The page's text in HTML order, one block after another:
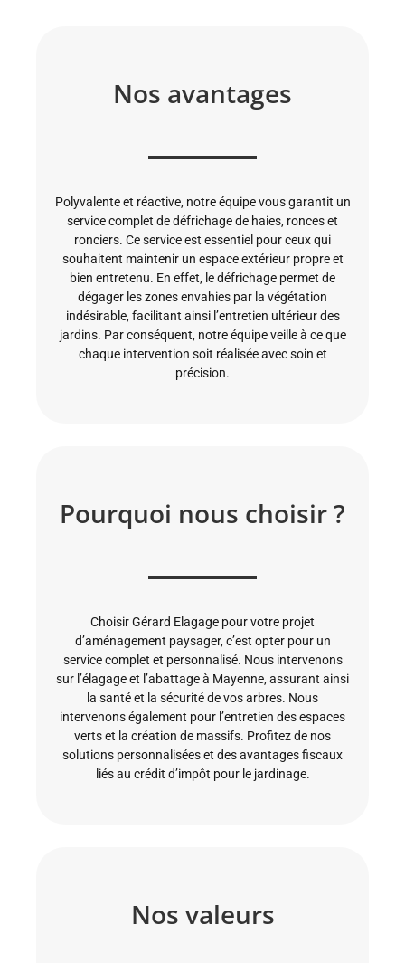
Nos avantages
Polyvalente et réactive, notre équipe vous garantit un
service complet de défrichage de haies, ronces et
ronciers. Ce service est essentiel pour ceux qui
souhaitent maintenir un espace extérieur propre et
bien entretenu. En effet, le défrichage permet de
dégager les zones envahies par la végétation
indésirable, facilitant ainsi l’entretien ultérieur des
jardins. Par conséquent, notre équipe veille à ce que
chaque intervention soit réalisée avec soin et
précision.
Pourquoi nous choisir ?
Choisir Gérard Elagage pour votre projet
d’aménagement paysager, c’est opter pour un
service complet et personnalisé. Nous intervenons
sur l’élagage et l’abattage à Mayenne, assurant ainsi
la santé et la sécurité de vos arbres. Nous
intervenons également pour l’entretien des espaces
verts et la création de massifs. Profitez de nos
solutions personnalisées et des avantages fiscaux
liés au crédit d’impôt pour le jardinage.
Nos valeurs